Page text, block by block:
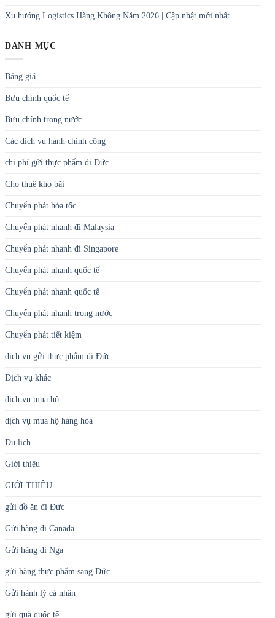
Gửi Quà Quê Nghệ An Đi Hà Nội Bằng Đường Hàng Không
Chuyển Hoa Tươi Đà Lạt Đi Quảng Ninh Nhanh Chóng
DANH MỤC
Bảng giá
Bưu chính quốc tế
Các dịch vụ hành chính công
chi phí gửi thực phẩm đi Đức
Cho thuê kho bãi
Chuyển phát hỏa tốc
Chuyển phát nhanh đi Malaysia
Chuyển phát nhanh đi Singapore
Chuyển phát nhanh quốc tế
Chuyển phát nhanh quốc tế
Chuyển phát nhanh trong nước
Chuyển phát tiết kiệm
dịch vụ gửi thực phẩm đi Đức
Dịch vụ khác
dịch vụ mua hộ
dịch vụ mua hộ hàng hóa
Du lịch
Giới thiệu
GIỚI THIỆU
gửi đồ ăn đi Đức
Gửi hàng đi Canada